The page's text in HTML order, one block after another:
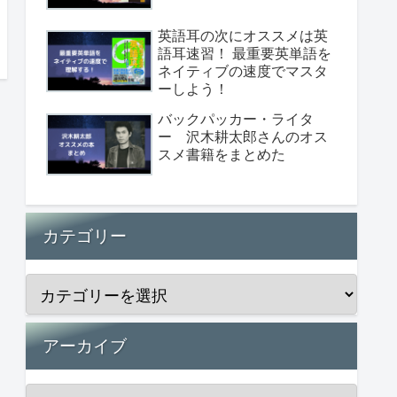
英語耳の次にオススメは英
語耳速習！ 最重要英単語を
ネイティブの速度でマスタ
ーしよう！
バックパッカー・ライタ
ー 沢木耕太郎さんのオス
スメ書籍をまとめた
カテゴリー
アーカイブ